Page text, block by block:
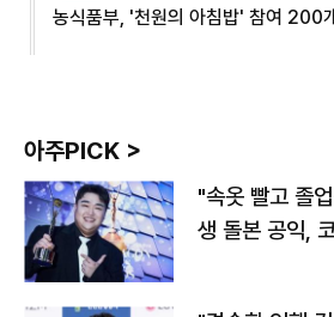
농식품부, '천원의 아침밥' 참여 200
아주PICK >
"속옷 빨고 졸
생 돌본 공익,